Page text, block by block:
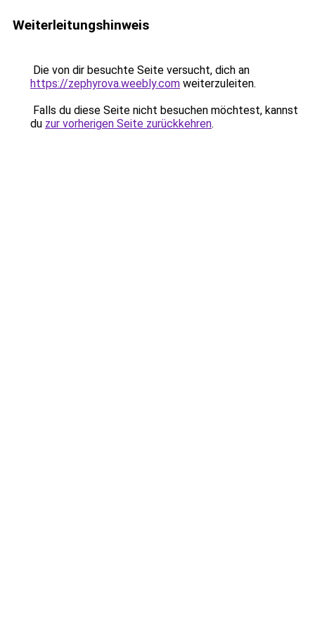
Weiterleitungshinweis
Die von dir besuchte Seite versucht, dich an
https://zephyrova.weebly.com weiterzuleiten.
Falls du diese Seite nicht besuchen möchtest, kannst
du zur vorherigen Seite zurückkehren.